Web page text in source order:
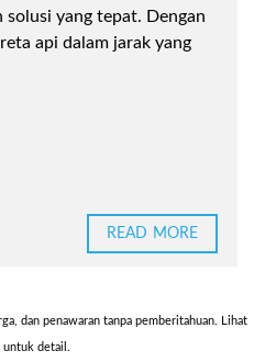
yang tepat. Dengan
api dalam jarak yang
READ MORE
dan penawaran tanpa pemberitahuan. Lihat
untuk detail.